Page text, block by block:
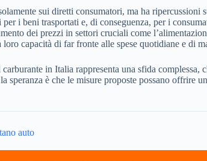
sui diretti consumatori, ma ha
i beni trasportati e, di conseguenza, per i
dei prezzi in settori cruciali come
capacità di far fronte alle spese quotidiane e di
in Italia rappresenta una sfida
speranza è che le misure proposte possano
auto